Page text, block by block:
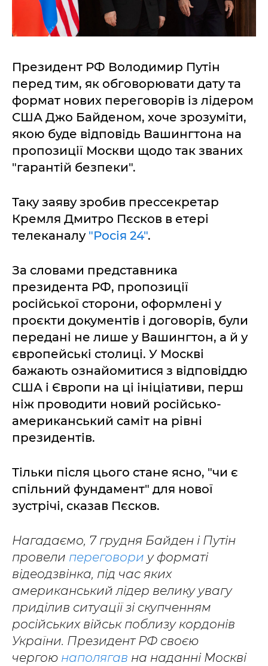
Президент РФ Володимир Путін
перед тим, як обговорювати дату та
формат нових переговорів із лідером
США Джо Байденом, хоче зрозуміти,
якою буде відповідь Вашингтона на
пропозиції Москви щодо так званих
"гарантій безпеки".
Таку заяву зробив прессекретар
Кремля Дмитро Пєсков в етері
телеканалу "Росія 24".
За словами представника
президента РФ, пропозиції
російської сторони, оформлені у
проєкти документів і договорів, були
передані не лише у Вашингтон, а й у
європейські столиці. У Москві
бажають ознайомитися з відповіддю
США і Європи на ці ініціативи, перш
ніж проводити новий російсько-
американський саміт на рівні
президентів.
Тільки після цього стане ясно, "чи є
спільний фундамент" для нової
зустрічі, сказав Пєсков.
Нагадаємо, 7 грудня Байден і Путін
провели переговори у форматі
відеодзвінка, під час яких
американський лідер велику увагу
приділив ситуації зі скупченням
російських військ поблизу кордонів
України. Президент РФ своєю
чергою наполягав на наданні Москві